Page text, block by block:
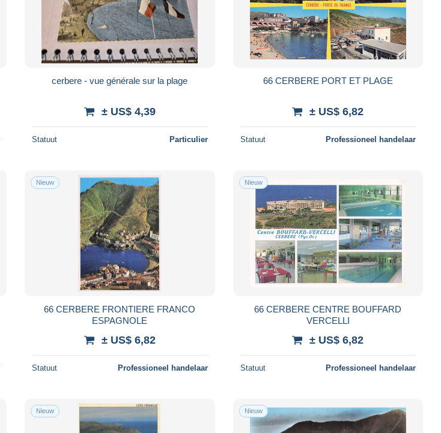
cerbere - vue générale sur la plage
± US$ 4,39
Statuut Particulier
66 CERBERE PORT ET PLAGE
± US$ 6,82
Statuut Professioneel handelaar
Nieuw
66 CERBERE FRONTIERE FRANCO
ESPAGNOLE
± US$ 6,82
Statuut Professioneel handelaar
Nieuw
66 CERBERE CENTRE BOUFFARD
VERCELLI
± US$ 6,82
Statuut Professioneel handelaar
Nieuw Nieuw